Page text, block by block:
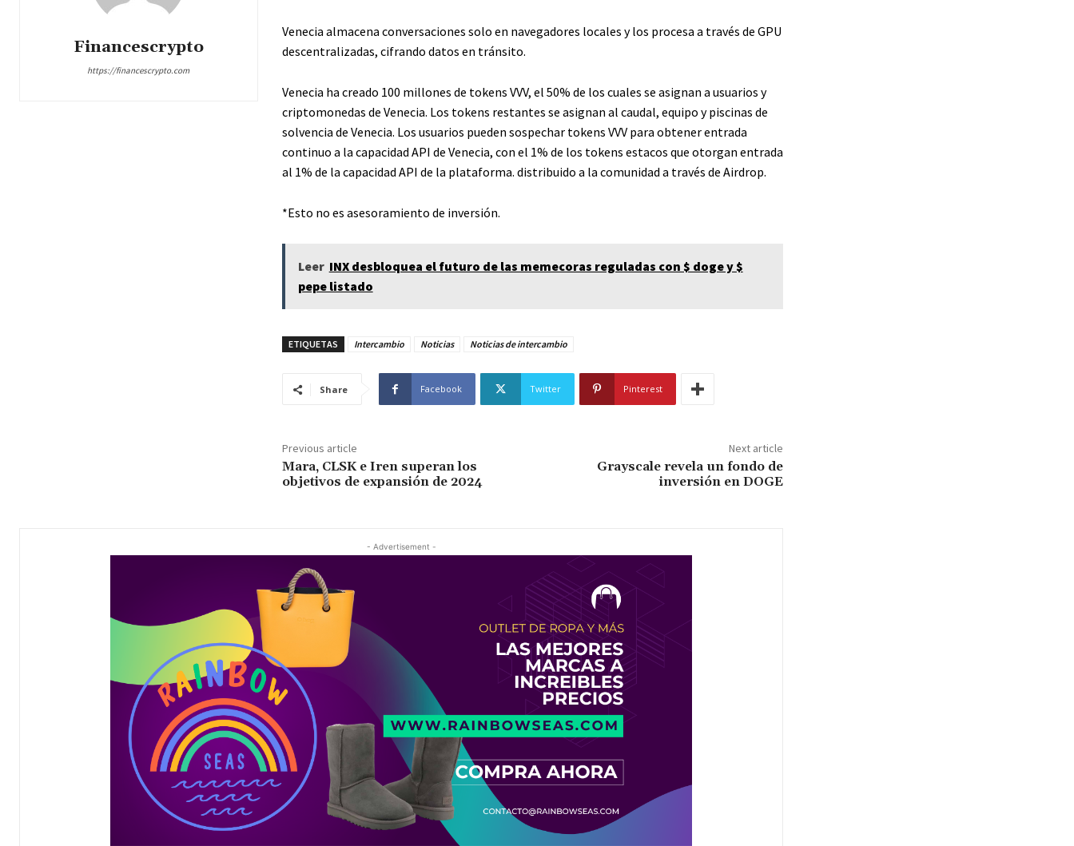
Financescrypto
https://financescrypto.com
Venecia almacena conversaciones solo en navegadores locales y los procesa a través de GPU
descentralizadas, cifrando datos en tránsito.
Venecia ha creado 100 millones de tokens VVV, el 50% de los cuales se asignan a usuarios y
criptomonedas de Venecia. Los tokens restantes se asignan al caudal, equipo y piscinas de
solvencia de Venecia. Los usuarios pueden sospechar tokens VVV para obtener entrada
continuo a la capacidad API de Venecia, con el 1% de los tokens estacos que otorgan entrada
al 1% de la capacidad API de la plataforma. distribuido a la comunidad a través de Airdrop.
*Esto no es asesoramiento de inversión.
Leer INX desbloquea el futuro de las memecoras reguladas con $ doge y $
pepe listado
ETIQUETAS Intercambio Noticias Noticias de intercambio
Share Facebook Twitter Pinterest
Previous article
Mara, CLSK e ​​Iren superan los
objetivos de expansión de 2024
Next article
Grayscale revela un fondo de
inversión en DOGE
- Advertisement -